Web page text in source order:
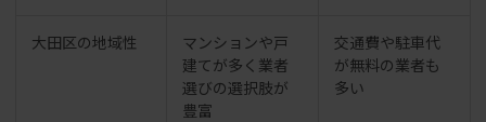
大田区の地域性
マンションや戸
建てが多く業者
選びの選択肢が
豊富
交通費や駐車代
が無料の業者も
多い